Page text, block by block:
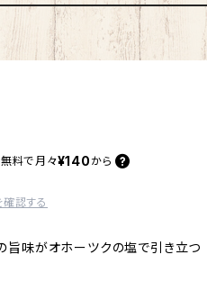
料で 月々¥140 から
認する
旨味がオホーツクの塩で引き立つ